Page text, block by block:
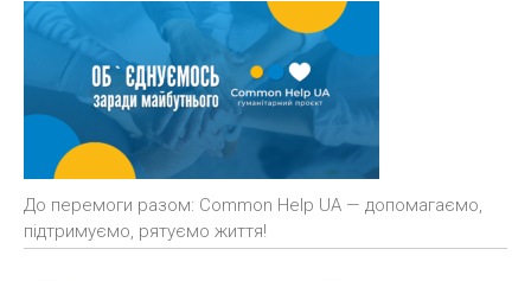
До перемоги разом: Common Help UA — допомагаємо,
підтримуємо, рятуємо життя!